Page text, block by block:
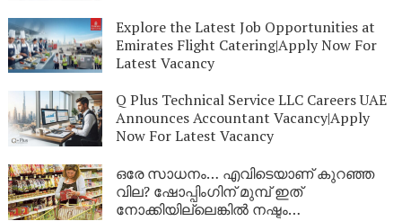
Explore the Latest Job Opportunities at
Emirates Flight Catering|Apply Now For
Latest Vacancy
Q Plus Technical Service LLC Careers UAE
Announces Accountant Vacancy|Apply
Now For Latest Vacancy
ഒരേ സാധനം… എവിടെയാണ് കുറഞ്ഞ
വില? ഷോപ്പിംഗിന് മുമ്പ് ഇത്
നോക്കിയില്ലെങ്കിൽ നഷ്ടം